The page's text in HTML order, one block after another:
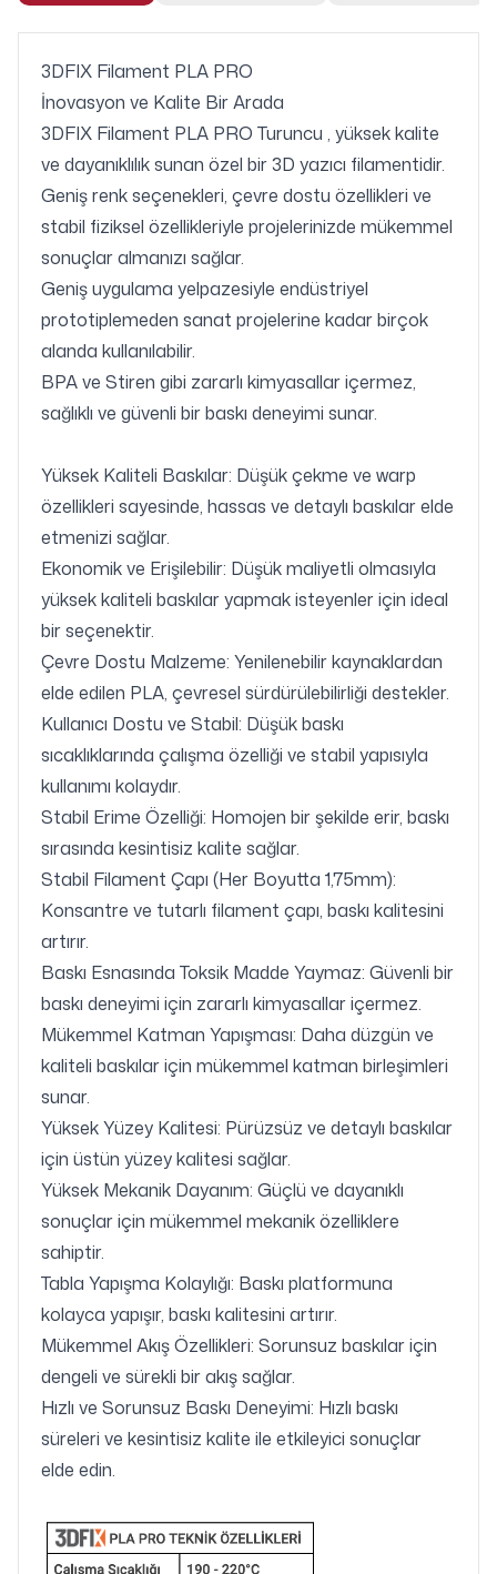
3DFIX Filament PLA PRO
İnovasyon ve Kalite Bir Arada
3DFIX Filament PLA PRO Turuncu , yüksek kalite
ve dayanıklılık sunan özel bir 3D yazıcı filamentidir.
Geniş renk seçenekleri, çevre dostu özellikleri ve
stabil fiziksel özellikleriyle projelerinizde mükemmel
sonuçlar almanızı sağlar.
Geniş uygulama yelpazesiyle endüstriyel
prototiplemeden sanat projelerine kadar birçok
alanda kullanılabilir.
BPA ve Stiren gibi zararlı kimyasallar içermez,
sağlıklı ve güvenli bir baskı deneyimi sunar.
Yüksek Kaliteli Baskılar: Düşük çekme ve warp
özellikleri sayesinde, hassas ve detaylı baskılar elde
etmenizi sağlar.
Ekonomik ve Erişilebilir: Düşük maliyetli olmasıyla
yüksek kaliteli baskılar yapmak isteyenler için ideal
bir seçenektir.
Çevre Dostu Malzeme: Yenilenebilir kaynaklardan
elde edilen PLA, çevresel sürdürülebilirliği destekler.
Kullanıcı Dostu ve Stabil: Düşük baskı
sıcaklıklarında çalışma özelliği ve stabil yapısıyla
kullanımı kolaydır.
Stabil Erime Özelliği: Homojen bir şekilde erir, baskı
sırasında kesintisiz kalite sağlar.
Stabil Filament Çapı (Her Boyutta 1,75mm):
Konsantre ve tutarlı filament çapı, baskı kalitesini
artırır.
Baskı Esnasında Toksik Madde Yaymaz: Güvenli bir
baskı deneyimi için zararlı kimyasallar içermez.
Mükemmel Katman Yapışması: Daha düzgün ve
kaliteli baskılar için mükemmel katman birleşimleri
sunar.
Yüksek Yüzey Kalitesi: Pürüzsüz ve detaylı baskılar
için üstün yüzey kalitesi sağlar.
Yüksek Mekanik Dayanım: Güçlü ve dayanıklı
sonuçlar için mükemmel mekanik özelliklere
sahiptir.
Tabla Yapışma Kolaylığı: Baskı platformuna
kolayca yapışır, baskı kalitesini artırır.
Mükemmel Akış Özellikleri: Sorunsuz baskılar için
dengeli ve sürekli bir akış sağlar.
Hızlı ve Sorunsuz Baskı Deneyimi: Hızlı baskı
süreleri ve kesintisiz kalite ile etkileyici sonuçlar
elde edin.